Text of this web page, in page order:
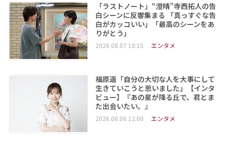
「ラストノート」“澄晴”寺西拓人の告
白シーンに反響集まる 「真っすぐな告
白がカッコいい」「最高のシーンをあ
りがとう」
2026.08.07 10:15 エンタメ
福原遥「自分の大切な人を大事にして
生きていこうと思いました」【インタ
ビュー】『あの星が降る丘で、君とま
た出会いたい。』
2026.08.06 12:00 エンタメ